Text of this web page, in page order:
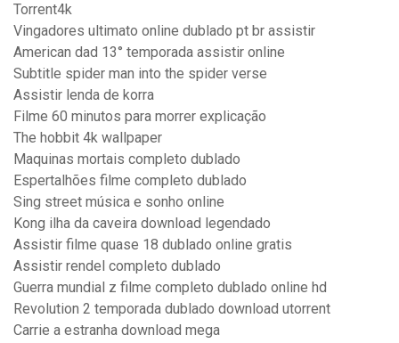
Torrent4k
Vingadores ultimato online dublado pt br assistir
American dad 13° temporada assistir online
Subtitle spider man into the spider verse
Assistir lenda de korra
Filme 60 minutos para morrer explicação
The hobbit 4k wallpaper
Maquinas mortais completo dublado
Espertalhões filme completo dublado
Sing street música e sonho online
Kong ilha da caveira download legendado
Assistir filme quase 18 dublado online gratis
Assistir rendel completo dublado
Guerra mundial z filme completo dublado online hd
Revolution 2 temporada dublado download utorrent
Carrie a estranha download mega